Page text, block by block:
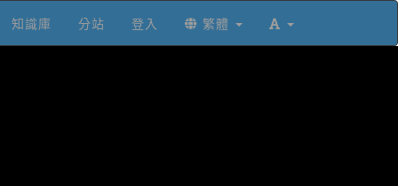
知識庫 分站 登入 繁體